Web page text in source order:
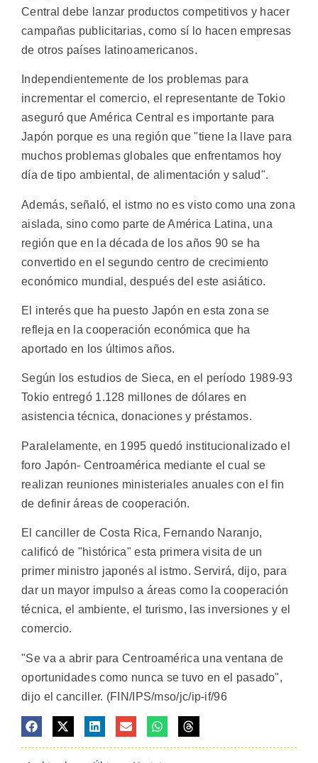
Central debe lanzar productos competitivos y hacer
campañas publicitarias, como sí lo hacen empresas
de otros países latinoamericanos.
Independientemente de los problemas para
incrementar el comercio, el representante de Tokio
aseguró que América Central es importante para
Japón porque es una región que "tiene la llave para
muchos problemas globales que enfrentamos hoy
día de tipo ambiental, de alimentación y salud".
Además, señaló, el istmo no es visto como una zona
aislada, sino como parte de América Latina, una
región que en la década de los años 90 se ha
convertido en el segundo centro de crecimiento
económico mundial, después del este asiático.
El interés que ha puesto Japón en esta zona se
refleja en la cooperación económica que ha
aportado en los últimos años.
Según los estudios de Sieca, en el período 1989-93
Tokio entregó 1.128 millones de dólares en
asistencia técnica, donaciones y préstamos.
Paralelamente, en 1995 quedó institucionalizado el
foro Japón- Centroamérica mediante el cual se
realizan reuniones ministeriales anuales con el fin
de definir áreas de cooperación.
El canciller de Costa Rica, Fernando Naranjo,
calificó de "histórica" esta primera visita de un
primer ministro japonés al istmo. Servirá, dijo, para
dar un mayor impulso a áreas como la cooperación
técnica, el ambiente, el turismo, las inversiones y el
comercio.
"Se va a abrir para Centroamérica una ventana de
oportunidades como nunca se tuvo en el pasado",
dijo el canciller. (FIN/IPS/mso/jc/ip-if/96